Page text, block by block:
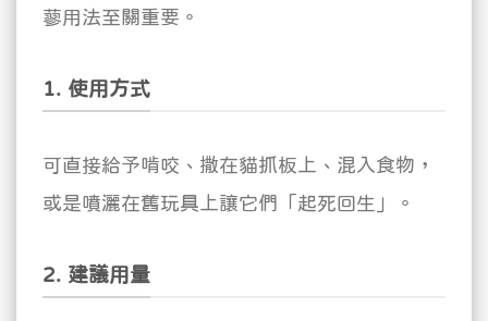
蓼用法至關重要。
1. 使用方式
可直接給予啃咬、撒在貓抓板上、混入食物，
或是噴灑在舊玩具上讓它們「起死回生」。
2. 建議用量